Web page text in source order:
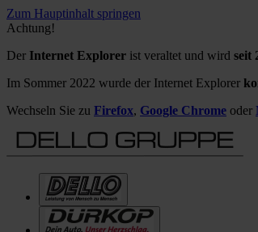
Zum Hauptinhalt springen
Achtung!
Der Internet Explorer ist veraltet und wird seit
Im Sommer 2022 wurde der Internet Explorer
Wechseln Sie zu Firefox, Google Chrome oder